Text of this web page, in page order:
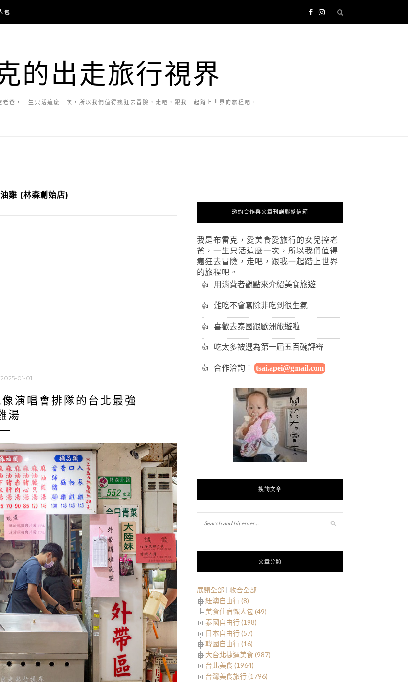
包
的出走旅行視界
爸，一生只活這麼一次，所以我們值得瘋狂去冒險，走吧，跟我一起踏上世界的旅程吧。
雞 (林森創始店)
2025-01-01
演唱會排隊的台北最強
湯
邀約合作與文章刊誤聯絡信箱
我是布雷克，愛美食愛旅行的女兒控老
爸，一生只活這麼一次，所以我們值得
瘋狂去冒險，走吧，跟我一起踏上世界
的旅程吧。
用消費者觀點來介紹美食旅遊
難吃不會寫除非吃到很生氣
喜歡去泰國跟歐洲旅遊啦
吃太多被選為第一屆五百碗評審
合作洽詢： tsai.apei@gmail.com
搜詢文章
文章分類
展開全部 | 收合全部
紐澳自由行 (8)
美食住宿懶人包 (49)
泰國自由行 (198)
日本自由行 (57)
韓國自由行 (16)
大台北捷運美食 (987)
台北美食 (1964)
台灣美食旅行 (1796)